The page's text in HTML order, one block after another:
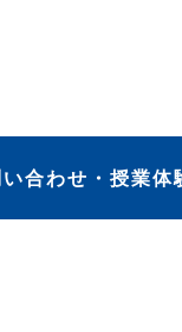
合わせ・授業体